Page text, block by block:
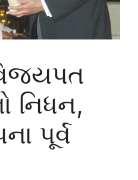
નિધન,
પૂર્વ